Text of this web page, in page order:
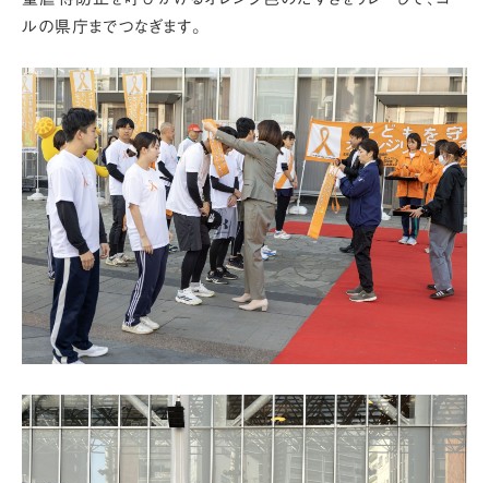
ルの県庁までつなぎます。